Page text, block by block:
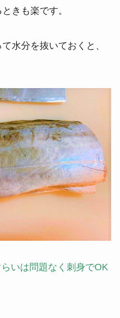
きも楽です。
水分を抜いておくと、
いは問題なく刺身でOK